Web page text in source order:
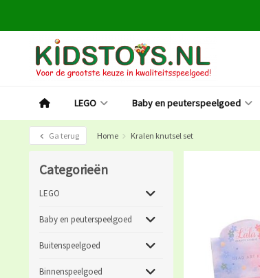
LEGO Baby en peuterspeelgoed
Ga terug Home Kralen knutsel set
Categorieën
LEGO
Baby en peuterspeelgoed
Buitenspeelgoed
Binnenspeelgoed